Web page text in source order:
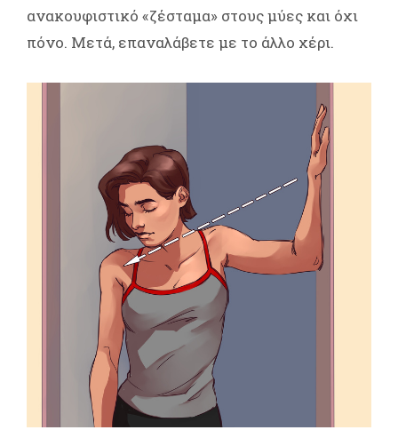
ανακουφιστικό «ζέσταμα» στους μύες και όχι
πόνο. Μετά, επαναλάβετε με το άλλο χέρι.